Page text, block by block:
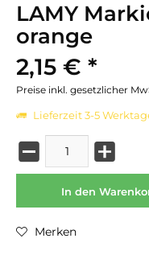
LAMY
orange
2,15 € *
Preise inkl. gesetzlicher
Lieferzeit 3-5
In den
Merken